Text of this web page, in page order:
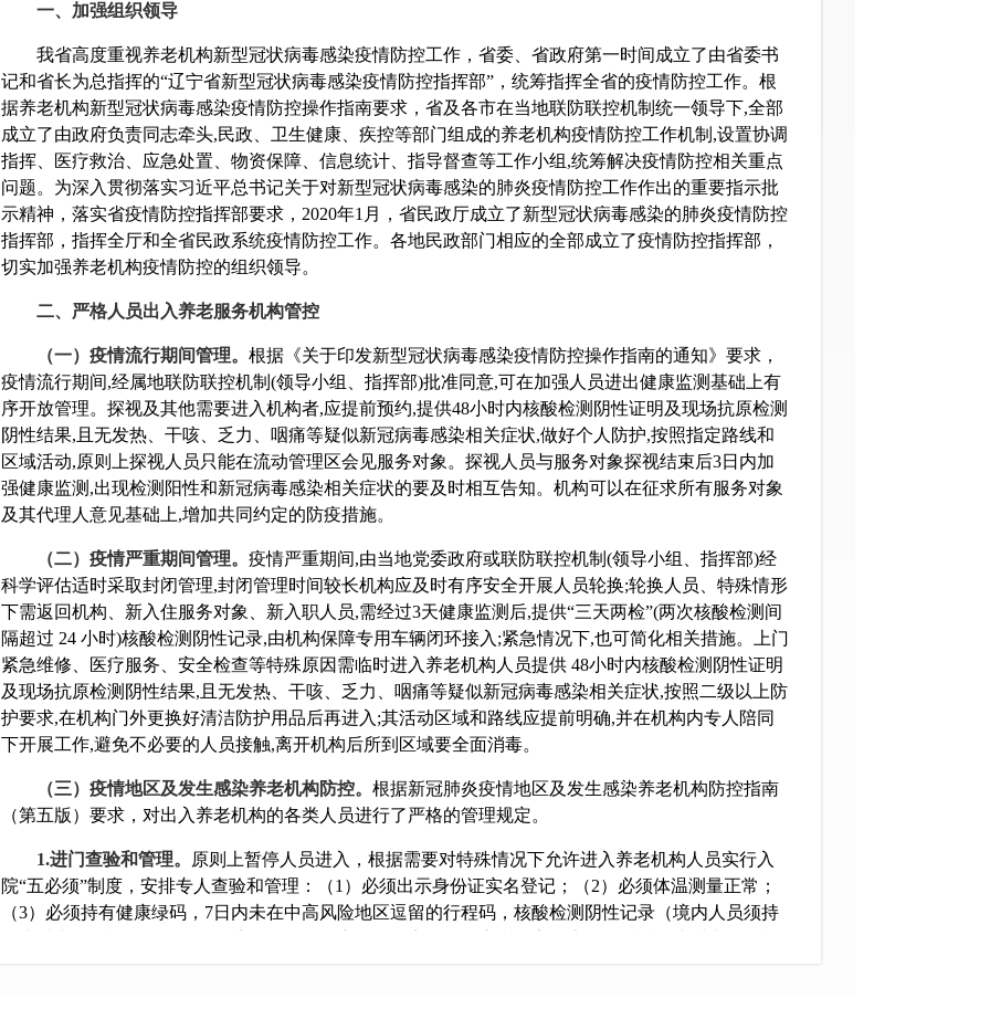
一、加强组织领导
我省高度重视养老机构新型冠状病毒感染疫情防控工作，省委、省政府第一时间成立了由省委书
记和省长为总指挥的“辽宁省新型冠状病毒感染疫情防控指挥部”，统筹指挥全省的疫情防控工作。根
据养老机构新型冠状病毒感染疫情防控操作指南要求，省及各市在当地联防联控机制统一领导下,全部
成立了由政府负责同志牵头,民政、卫生健康、疾控等部门组成的养老机构疫情防控工作机制,设置协调
指挥、医疗救治、应急处置、物资保障、信息统计、指导督查等工作小组,统筹解决疫情防控相关重点
问题。为深入贯彻落实习近平总书记关于对新型冠状病毒感染的肺炎疫情防控工作作出的重要指示批
示精神，落实省疫情防控指挥部要求，2020年1月，省民政厅成立了新型冠状病毒感染的肺炎疫情防控
指挥部，指挥全厅和全省民政系统疫情防控工作。各地民政部门相应的全部成立了疫情防控指挥部，
切实加强养老机构疫情防控的组织领导。
二、严格人员出入养老服务机构管控
（一）疫情流行期间管理。 根据《关于印发新型冠状病毒感染疫情防控操作指南的通知》要求，
疫情流行期间,经属地联防联控机制(领导小组、指挥部)批准同意,可在加强人员进出健康监测基础上有
序开放管理。探视及其他需要进入机构者,应提前预约,提供48小时内核酸检测阴性证明及现场抗原检测
阴性结果,且无发热、干咳、乏力、咽痛等疑似新冠病毒感染相关症状,做好个人防护,按照指定路线和
区域活动,原则上探视人员只能在流动管理区会见服务对象。探视人员与服务对象探视结束后3日内加
强健康监测,出现检测阳性和新冠病毒感染相关症状的要及时相互告知。机构可以在征求所有服务对象
及其代理人意见基础上,增加共同约定的防疫措施。
（二）疫情严重期间管理。 疫情严重期间,由当地党委政府或联防联控机制(领导小组、指挥部)经
科学评估适时采取封闭管理,封闭管理时间较长机构应及时有序安全开展人员轮换;轮换人员、特殊情形
下需返回机构、新入住服务对象、新入职人员,需经过3天健康监测后,提供“三天两检”(两次核酸检测间
隔超过 24 小时)核酸检测阴性记录,由机构保障专用车辆闭环接入;紧急情况下,也可简化相关措施。上门
紧急维修、医疗服务、安全检查等特殊原因需临时进入养老机构人员提供 48小时内核酸检测阴性证明
及现场抗原检测阴性结果,且无发热、干咳、乏力、咽痛等疑似新冠病毒感染相关症状,按照二级以上防
护要求,在机构门外更换好清洁防护用品后再进入;其活动区域和路线应提前明确,并在机构内专人陪同
下开展工作,避免不必要的人员接触,离开机构后所到区域要全面消毒。
（三）疫情地区及发生感染养老机构防控。 根据新冠肺炎疫情地区及发生感染养老机构防控指南
（第五版）要求，对出入养老机构的各类人员进行了严格的管理规定。
1.进门查验和管理。
原则上暂停人员进入，根据需要对特殊情况下允许进入养老机构人员实行入
院“五必须”制度，安排专人查验和管理：（1）必须出示身份证实名登记；（2）必须体温测量正常；
（3）必须持有健康绿码，7日内未在中高风险地区逗留的行程码，核酸检测阴性记录（境内人员须持